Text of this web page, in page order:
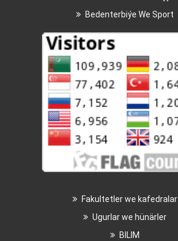
Bedenterbiýe We Sport
Fakultetler we kafedralar
Ugurlar we hünärler
BILIM